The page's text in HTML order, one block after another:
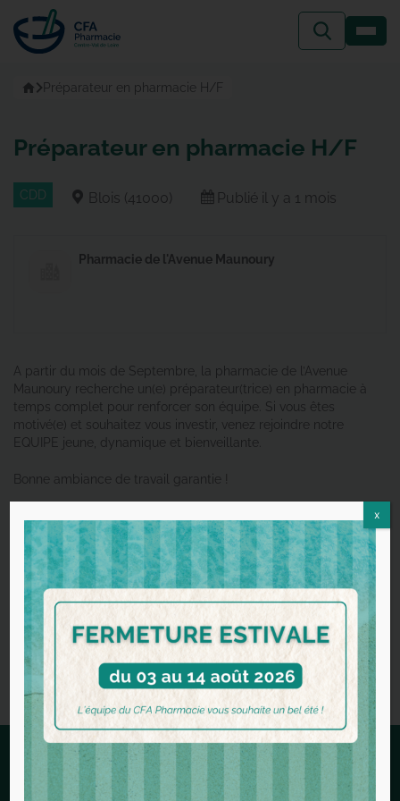
au
contenu
Accueil
Préparateur en pharmacie H/F
Préparateur en pharmacie H/F
CDD Blois (41000) Publié il y a 1 mois
Pharmacie de l'Avenue Maunoury
A partir du mois de Septembre, la pharmacie de l’Avenue
Maunoury recherche un(e) préparateur(trice) en pharmacie à
temps complet pour renforcer son équipe. Si vous êtes
motivé(e) et souhaitez vous investir, venez rejoindre notre
EQUIPE jeune, dynamique et bienveillante.
Bonne ambiance de travail garantie !
Patientèle de quartier agréable. Proximité avec hôpital.
CDD dans un 1er temps et évolution en CDI
x